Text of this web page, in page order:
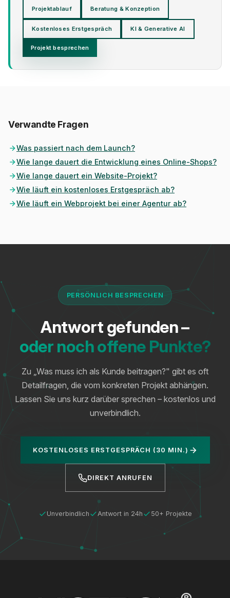
Projektablauf Beratung & Konzeption
Kostenloses Erstgespräch KI & Generative AI
Projekt besprechen
Verwandte Fragen
Was passiert nach dem Launch?
Wie lange dauert die Entwicklung eines Online-Shops?
Wie lange dauert ein Website-Projekt?
Wie läuft ein kostenloses Erstgespräch ab?
Wie läuft ein Webprojekt bei einer Agentur ab?
PERSÖNLICH BESPRECHEN
Antwort gefunden –
oder noch offene Punkte?
Zu „Was muss ich als Kunde beitragen?" gibt es oft
Detailfragen, die vom konkreten Projekt abhängen.
Lassen Sie uns kurz darüber sprechen – kostenlos und
unverbindlich.
KOSTENLOSES ERSTGESPRÄCH (30 MIN.)
DIREKT ANRUFEN
Unverbindlich Antwort in 24h 50+ Projekte